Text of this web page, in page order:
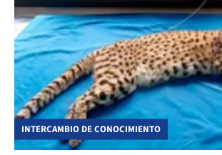
INTERCAMBIO DE CONOCIMIENTO